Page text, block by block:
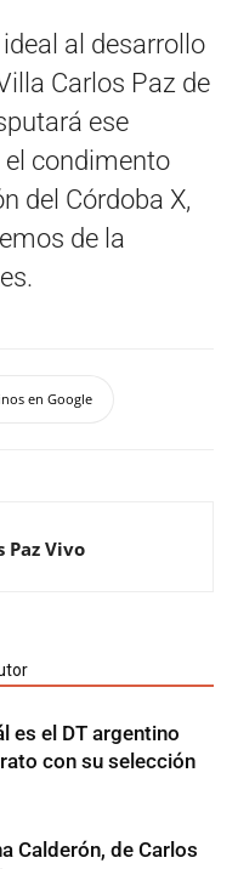
al desarrollo
Carlos Paz de
ese
condimento
del Córdoba X,
de la
en Google
Paz Vivo
es el DT argentino
con su selección
Calderón, de Carlos